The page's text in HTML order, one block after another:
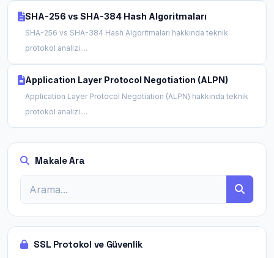
SHA-256 vs SHA-384 Hash Algoritmaları
SHA-256 vs SHA-384 Hash Algoritmaları hakkında teknik
protokol analizi....
Application Layer Protocol Negotiation (ALPN)
Application Layer Protocol Negotiation (ALPN) hakkında teknik
protokol analizi....
Makale Ara
SSL Protokol ve Güvenlik